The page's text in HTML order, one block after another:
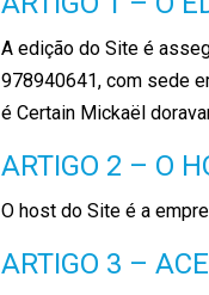
A edição do Site é
978940641, com sede
é Certain Mickaël
ARTIGO 2 – O
O host do Site é a
ARTIGO 3 –